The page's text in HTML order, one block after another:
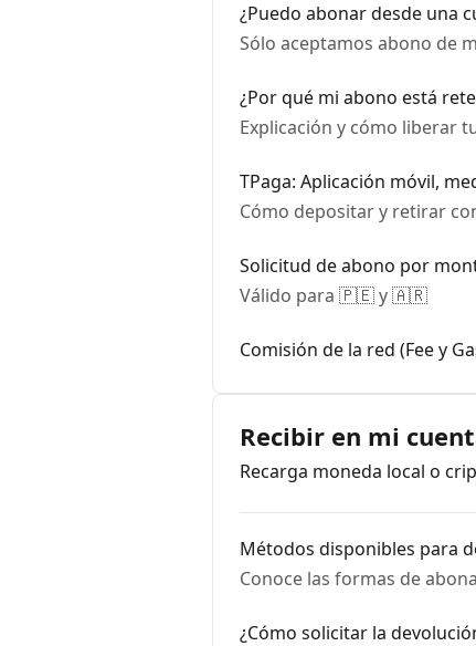
¿Puedo abonar desde una
Sólo aceptamos abono de
¿Por qué mi abono está
Explicación y cómo liberar
TPaga: Aplicación móvil,
Cómo depositar y retirar
Solicitud de abono por
Válido para 🇵🇪 y 🇦🇷
Comisión de la red (Fee y
Recibir en mi
Recarga moneda local o
Métodos disponibles para
Conoce las formas de
¿Cómo solicitar la